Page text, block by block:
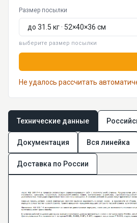
Размер посылки
выберите размер посылки
Не удалось рассчитать
Технические данные
Документация Вся линейка
Доставка по России